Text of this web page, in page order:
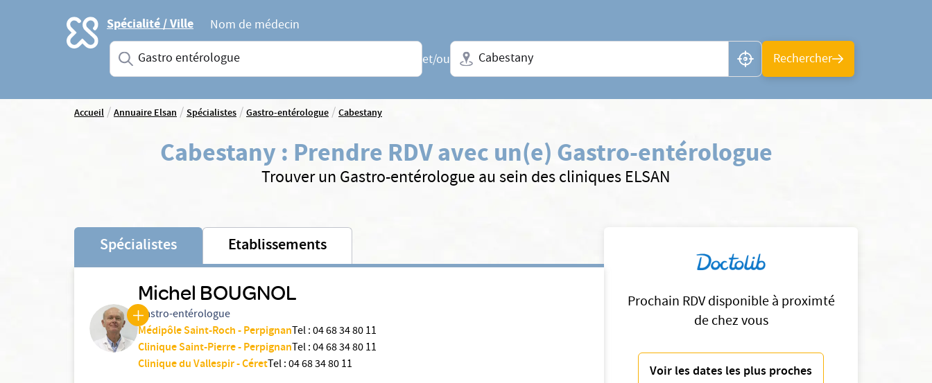
Accueil Spécialité / Ville
Nom de médecin
Saisissez une spécialité ou un service
et/ou
Ville + N° de département, région ou CP
Rechercher
Accueil/Annuaire Elsan/Spécialistes/Gastro-entérologue/Cabestany
Cabestany : Prendre RDV avec un(e) Gastro-entérologue
Trouver un Gastro-entérologue au sein des cliniques ELSAN
Prochain RDV disponible à proximté
de chez vous
Voir les dates les plus proches
Spécialistes Etablissements
Michel BOUGNOL
Gastro-entérologue
Médipôle Saint-Roch - PerpignanTel:04 68 34 80 11
Clinique Saint-Pierre - PerpignanTel:04 68 34 80 11
Clinique du Vallespir - CéretTel:04 68 34 80 11